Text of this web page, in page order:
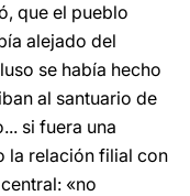
que el pueblo
alejado del
se había hecho
al santuario de
si fuera una
la relación filial con
«no